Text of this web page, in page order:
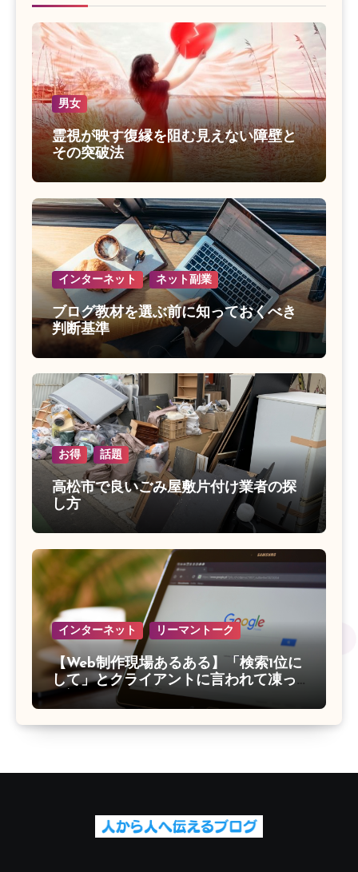
男女
霊視が映す復縁を阻む見えない障壁と
その突破法
インターネット ネット副業
ブログ教材を選ぶ前に知っておくべき
判断基準
お得 話題
高松市で良いごみ屋敷片付け業者の探
し方
インターネット リーマントーク
【Web制作現場あるある】「検索1位に
して」とクライアントに言われて凍っ
た話